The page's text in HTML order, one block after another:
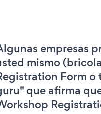
empresas
mismo
Form
que afirma